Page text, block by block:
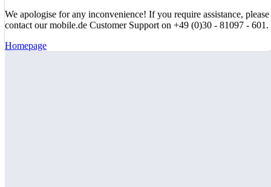
We apologise for any inconvenience! If you require assistance, please
contact our mobile.de Customer Support on +49 (0)30 - 81097 - 601.
Homepage